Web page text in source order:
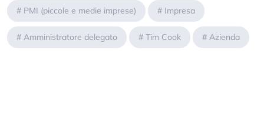
# PMI (piccole e medie imprese) # Impresa
# Amministratore delegato # Tim Cook # Azienda